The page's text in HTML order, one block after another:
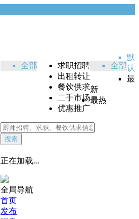
全部
求职招聘
出租转让
餐饮供求
二手市场
优惠推广
全部
默
认
最
新
最热
搜索
正在加载...
全局导航
首页
发布